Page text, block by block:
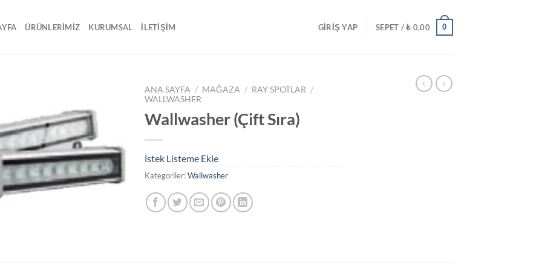
ÜRÜNLERİMİZ KURUMSAL İLETİŞİM GIRIŞ YAP SEPET /₺ 0,00 0
Listeme
Ekle
ANA SAYFA / MAĞAZA / RAY SPOTLAR /
WALLWASHER
Wallwasher (Çift Sıra)
İstek Listeme Ekle
Kategoriler:Wallwasher